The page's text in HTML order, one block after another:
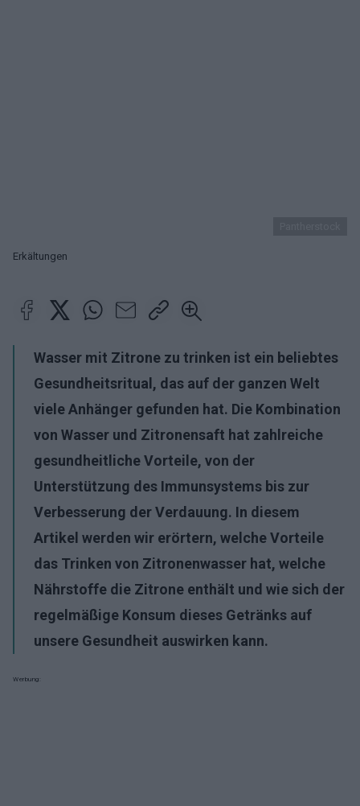
Erkältungen
Wasser mit Zitrone zu trinken ist ein beliebtes
Gesundheitsritual, das auf der ganzen Welt
viele Anhänger gefunden hat. Die Kombination
von Wasser und Zitronensaft hat zahlreiche
gesundheitliche Vorteile, von der
Unterstützung des Immunsystems bis zur
Verbesserung der Verdauung. In diesem
Artikel werden wir erörtern, welche Vorteile
das Trinken von Zitronenwasser hat, welche
Nährstoffe die Zitrone enthält und wie sich der
regelmäßige Konsum dieses Getränks auf
unsere Gesundheit auswirken kann.
Werbung: